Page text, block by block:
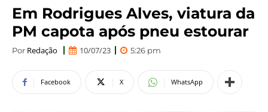
Em Rodrigues Alves, viatura da
PM capota após pneu estourar
Por Redação 10/07/23 5:26 pm
Facebook X WhatsApp